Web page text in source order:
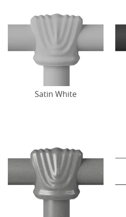
Satin White